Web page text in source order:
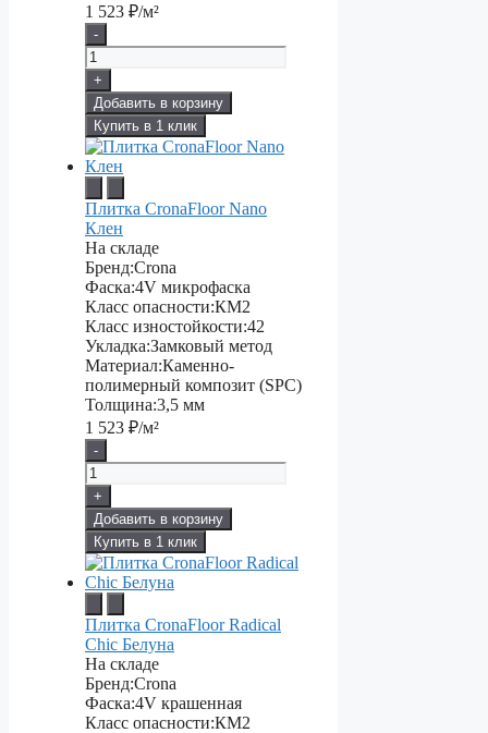
1 523 ₽/м²
-
+
Добавить в корзину
Купить в 1 клик
Плитка CronaFloor Nano
Клен
На складе
Бренд:Crona
Фаска:4V микрофаска
Класс опасности:КМ2
Класс изностойкости:42
Укладка:Замковый метод
Материал:Каменно-
полимерный композит (SPC)
Толщина:3,5 мм
1 523 ₽/м²
-
+
Добавить в корзину
Купить в 1 клик
Плитка CronaFloor Radical
Chiс Белуна
На складе
Бренд:Crona
Фаска:4V крашенная
Класс опасности:КМ2